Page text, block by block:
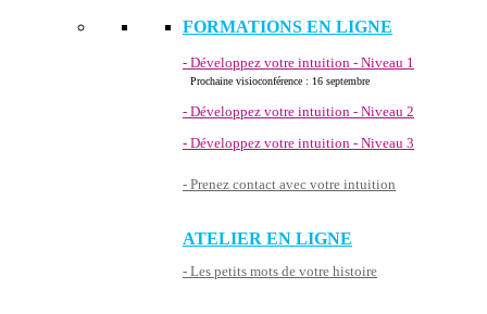
FORMATIONS EN LIGNE
- Développez votre intuition - Niveau 1
Prochaine visioconférence : 16 septembre
- Développez votre intuition - Niveau 2
- Développez votre intuition - Niveau 3
- Prenez contact avec votre intuition
ATELIER EN LIGNE
- Les petits mots de votre histoire